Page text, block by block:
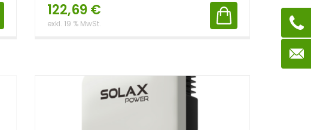
122,69€
exkl. 19 % MwSt.